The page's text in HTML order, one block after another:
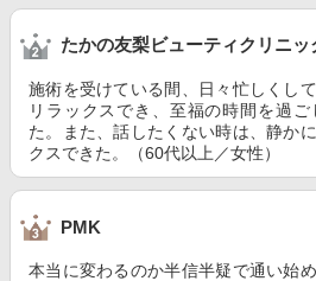
たかの友梨ビューティクリニッ
施術を受けている間、日々忙しくし
リラックスでき、至福の時間を過
た。また、話したくない時は、静か
クスできた。（60代以上／女性）
PMK
本当に変わるのか半信半疑で通い始